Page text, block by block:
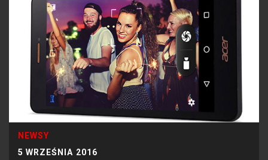
NEWSY
5 WRZEŚNIA 2016